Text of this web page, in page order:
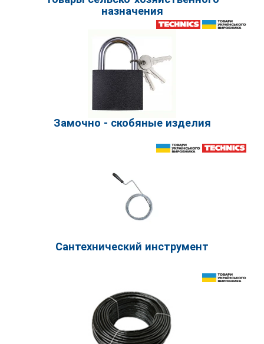
назначения
Замочно - скобяные изделия
Сантехнический инструмент